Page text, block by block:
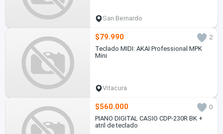
San Bernardo
$79.990
2
Teclado MIDI: AKAI Professional MPK
Mini
Vitacura
$560.000
0
PIANO DIGITAL CASIO CDP-230R BK +
atril de teclado